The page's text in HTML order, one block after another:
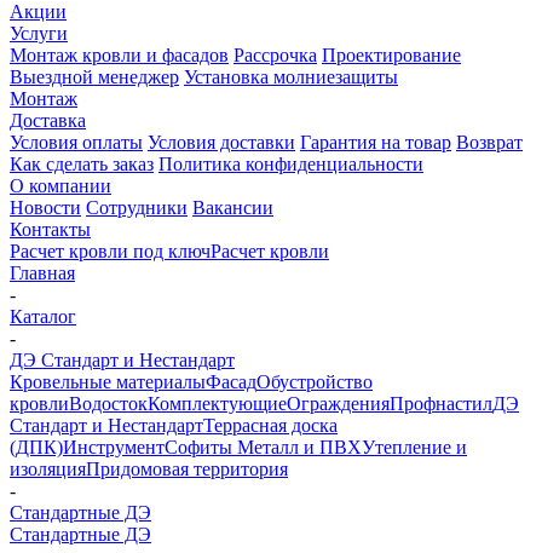
Акции
Услуги
Монтаж кровли и фасадов Рассрочка Проектирование
Выездной менеджер Установка молниезащиты
Монтаж
Доставка
Условия оплаты Условия доставки Гарантия на товар Возврат
Как сделать заказ Политика конфиденциальности
О компании
Новости Сотрудники Вакансии
Контакты
Расчет кровли под ключРасчет кровли
Главная
-
Каталог
-
ДЭ Стандарт и Нестандарт
Кровельные материалыФасадОбустройство
кровлиВодостокКомплектующиеОгражденияПрофнастилДЭ
Стандарт и НестандартТеррасная доска
(ДПК)ИнструментСофиты Металл и ПВХУтепление и
изоляцияПридомовая территория
-
Стандартные ДЭ
Стандартные ДЭ